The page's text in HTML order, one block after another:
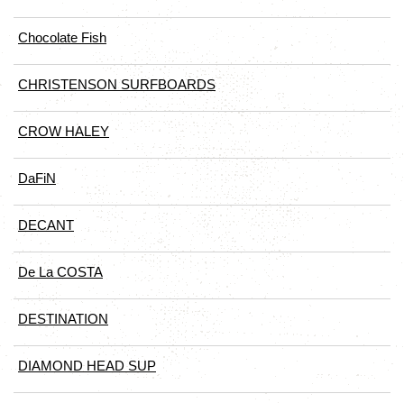
Chocolate Fish
CHRISTENSON SURFBOARDS
CROW HALEY
DaFiN
DECANT
De La COSTA
DESTINATION
DIAMOND HEAD SUP